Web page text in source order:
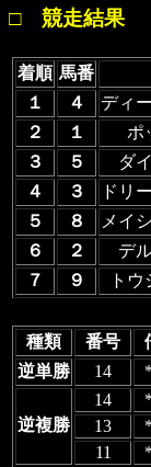
□ 競走結果
着順 馬番
１
４ ディ
２
１ ポ
３
５ ダ
４
３ ドリ
５
８ メイ
６
２ デ
７
９ ト
種類 番号
逆単勝
14
逆複勝
14
13
11